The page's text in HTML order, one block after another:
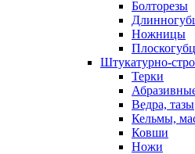
Болторезы
Ножницы
Штукатурно-
Терки
Ведра, тазы
Кельмы,
Ковши
Ножи